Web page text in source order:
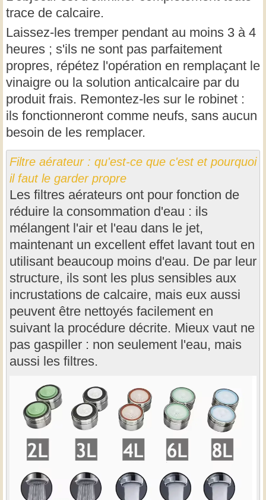
trace de calcaire.
Laissez-les tremper pendant au moins 3 à 4
heures ; s'ils ne sont pas parfaitement
propres, répétez l'opération en remplaçant le
vinaigre ou la solution anticalcaire par du
produit frais. Remontez-les sur le robinet :
ils fonctionneront comme neufs, sans aucun
besoin de les remplacer.
Filtre aérateur : qu'est-ce que c'est et pourquoi
il faut le garder propre
Les filtres aérateurs ont pour fonction de
réduire la consommation d'eau : ils
mélangent l'air et l'eau dans le jet,
maintenant un excellent effet lavant tout en
utilisant beaucoup moins d'eau. De par leur
structure, ils sont les plus sensibles aux
incrustations de calcaire, mais eux aussi
peuvent être nettoyés facilement en
suivant la procédure décrite. Mieux vaut ne
pas gaspiller : non seulement l'eau, mais
aussi les filtres.